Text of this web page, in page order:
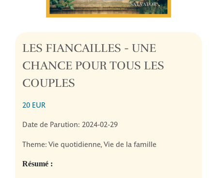
LES FIANCAILLES - UNE
CHANCE POUR TOUS LES
COUPLES
20 EUR
Date de Parution: 2024-02-29
Theme: Vie quotidienne, Vie de la famille
Résumé :